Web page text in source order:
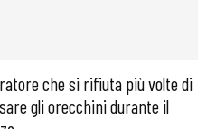
che si rifiuta più volte di
gli orecchini durante il